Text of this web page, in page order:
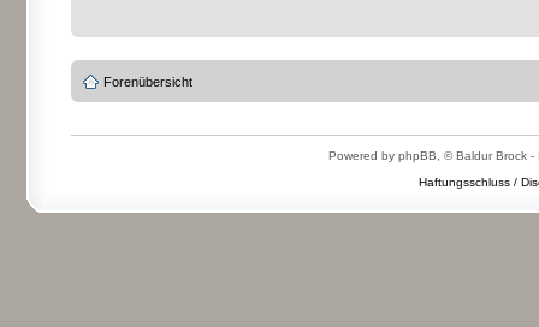
Forenübersicht
Powered by phpBB, © Baldur Brock -
Haftungsschluss /